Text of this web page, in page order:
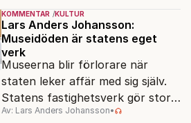
svenska kulturen.
KOMMENTAR KULTUR
Lars Anders Johansson:
Museidöden är statens eget
verk
Museerna blir förlorare när
staten leker affär med sig själv.
Statens fastighetsverk gör stora
överskott – samtidigt som
Av: Lars Anders Johansson•